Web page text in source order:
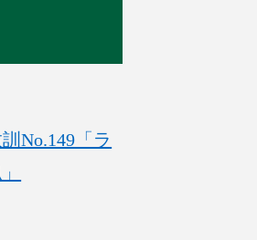
No.149「ラ